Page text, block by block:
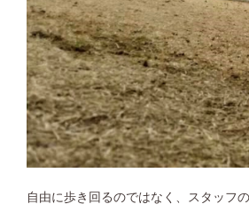
自由に歩き回るのではなく、スタッフ